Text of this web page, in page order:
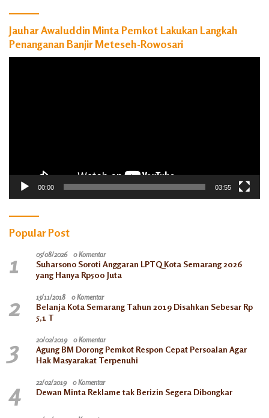
Jauhar Awaluddin Minta Pemkot Lakukan Langkah
Penanganan Banjir Meteseh-Rowosari
00:00 03:55
Popular Post
1 05/08/2026 0 Komentar
Suharsono Soroti Anggaran LPTQ Kota Semarang 2026
yang Hanya Rp500 Juta
2 15/11/2018 0 Komentar
Belanja Kota Semarang Tahun 2019 Disahkan Sebesar Rp
5,1 T
3 20/02/2019 0 Komentar
Agung BM Dorong Pemkot Respon Cepat Persoalan Agar
Hak Masyarakat Terpenuhi
4 22/02/2019 0 Komentar
Dewan Minta Reklame tak Berizin Segera Dibongkar